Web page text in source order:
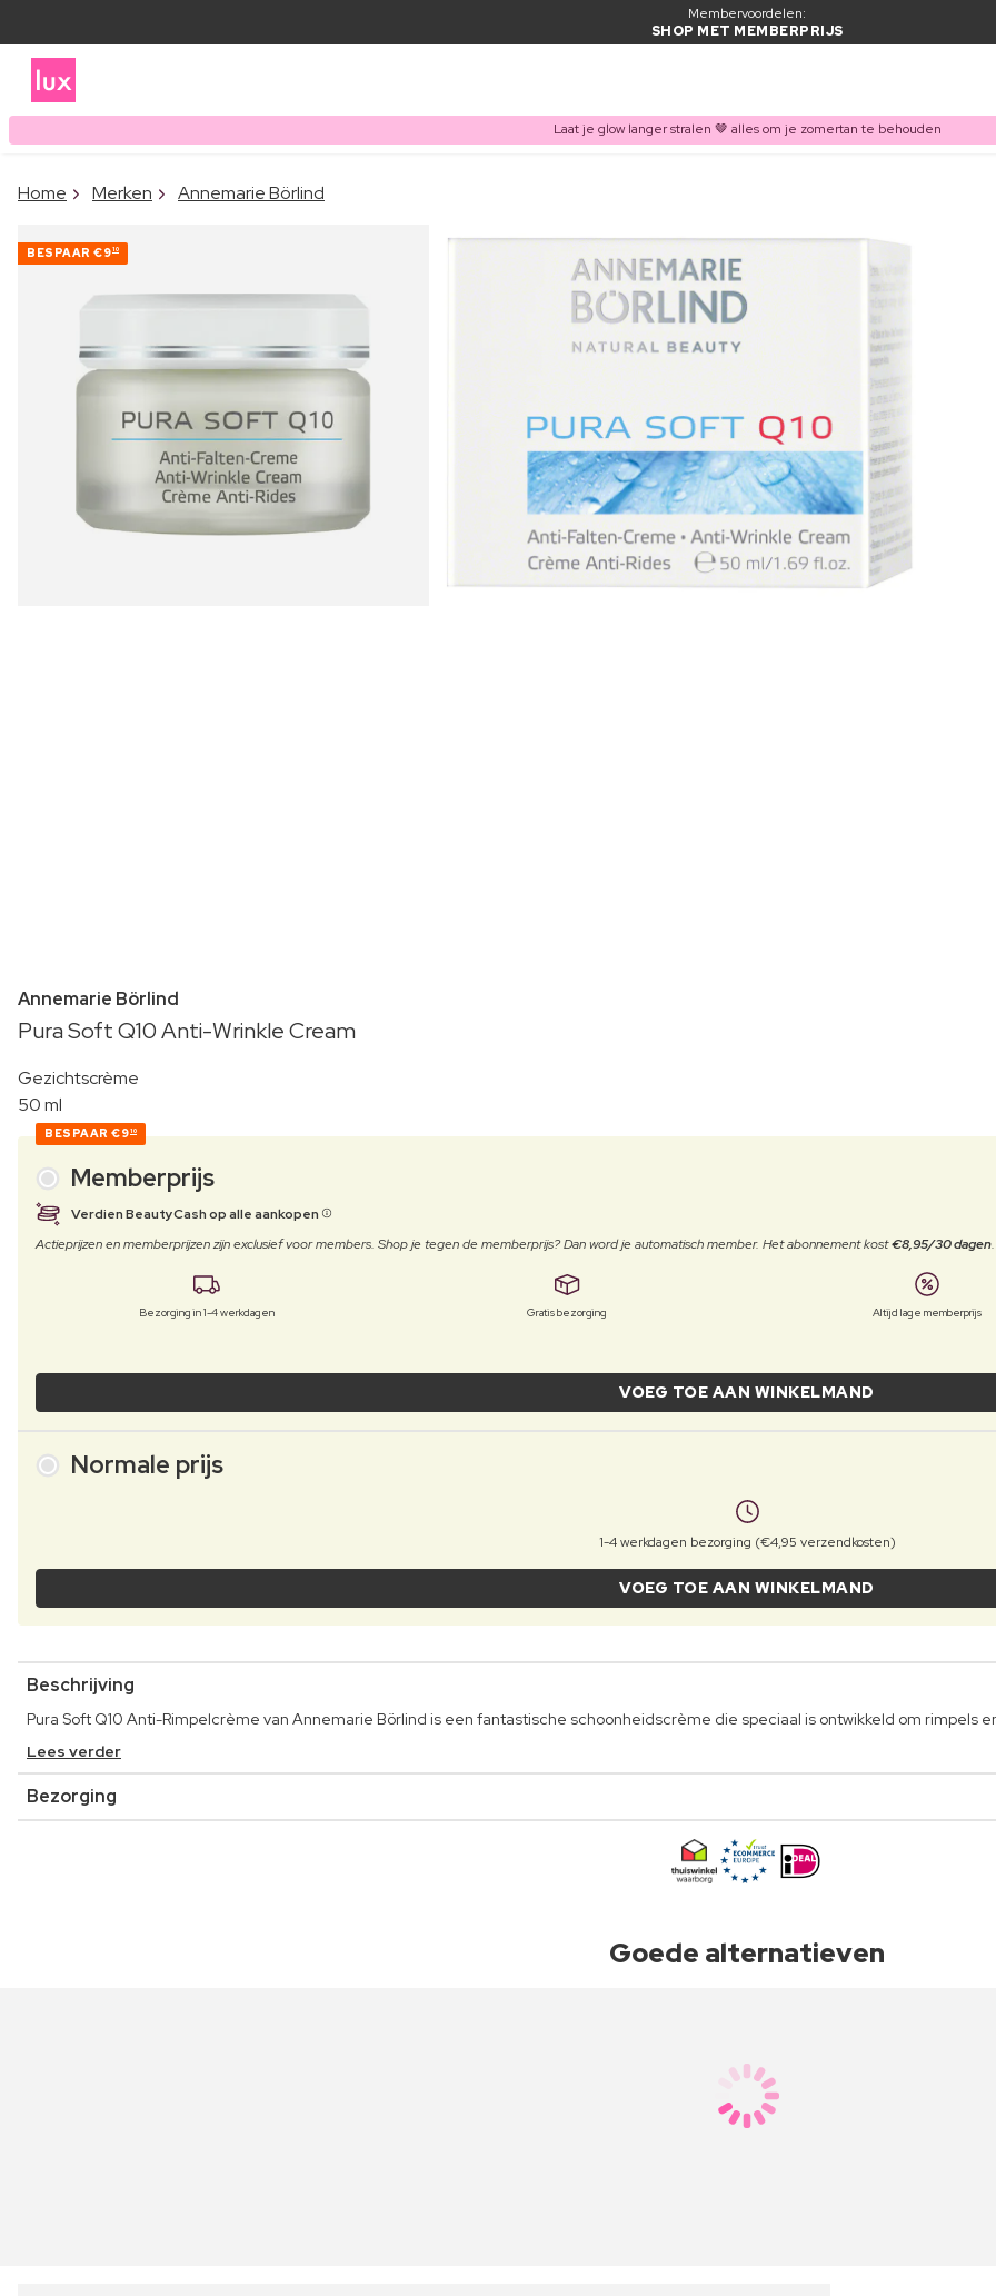
Membervoordelen:
SHOP MET MEMBERPRIJS
Laat je glow langer stralen 🤎 alles om je zomertan te behouden
Home Merken Annemarie Börlind
BESPAAR €910
Annemarie Börlind
Pura Soft Q10 Anti-Wrinkle Cream
Gezichtscrème
50 ml
BESPAAR €910
Memberprijs
Verdien BeautyCash op alle aankopen
Actieprijzen en memberprijzen zijn exclusief voor members. Shop je tegen de memberprijs? Dan word je automatisch member. Het abonnement kost€8,95/30 dagen
Bezorging in 1-4 werkdagen Gratis bezorging Altijd lage memberprijs
VOEG TOE AAN WINKELMAND
Normale prijs
1-4 werkdagen bezorging (€4,95 verzendkosten)
VOEG TOE AAN WINKELMAND
Beschrijving
Pura Soft Q10 Anti-Rimpelcrème van Annemarie Börlind is een fantastische schoonheidscrème die speciaal is ontwikkeld om rimpels
Lees verder
Bezorging
Goede alternatieven